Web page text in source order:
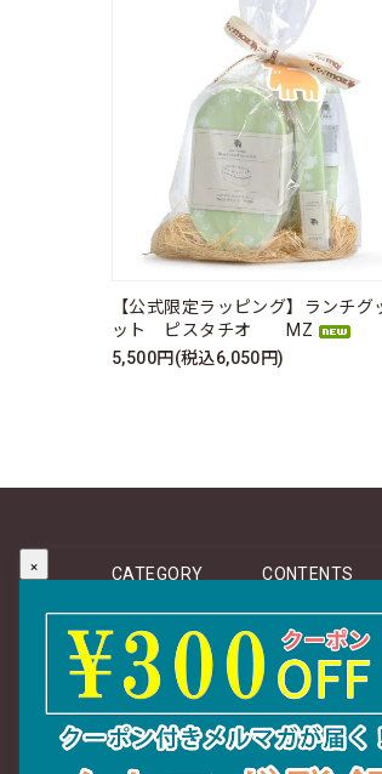
【公式限定ラッピング】ランチグ
ット ピスタチオ MZ
5,500円(税込6,050円)
CATEGORY
新商品
テーブルウェア
ステーショナリー
生活雑貨
インテリア
ぬいぐるみ・チャーム
CONTENTS
マイページログ
About
レビュー投稿のご
mozアイテムに
×